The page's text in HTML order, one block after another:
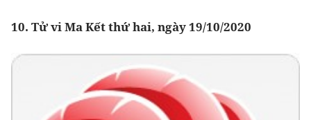
10. Tử vi Ma Kết thứ hai, ngày 19/10/2020